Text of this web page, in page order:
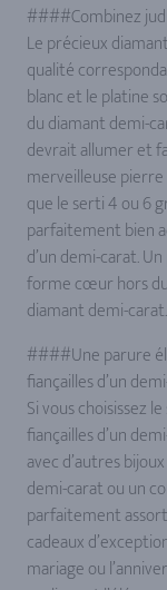
####Combinez
Le précieux
qualité
blanc et le platine
du diamant demi-
devrait allumer et
merveilleuse pierre
que le serti 4 ou 6
parfaitement bien
d’un demi-carat.
forme cœur hors
diamant demi-carat.
####Une parure
fiançailles d’un
Si vous choisissez
fiançailles d’un
avec d’autres
demi-carat ou un
parfaitement
cadeaux
mariage ou